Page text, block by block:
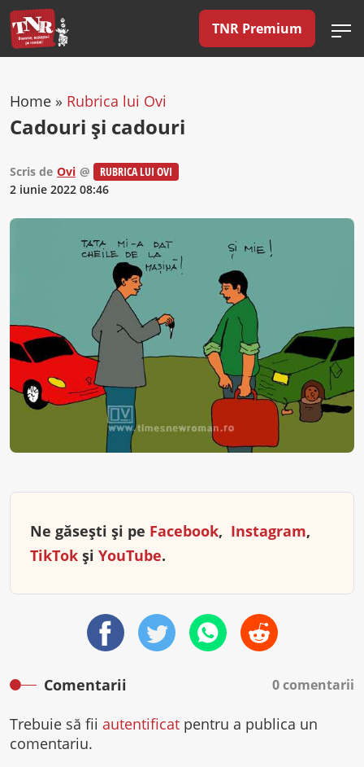
TNR Premium
Home » Rubrica lui Ovi
Cadouri și cadouri
Scris de Ovi @
RUBRICA LUI OVI
2 iunie 2022 08:46
Ne găsești și pe Facebook, Instagram,
TikTok și YouTube.
Comentarii 0 comentarii
Trebuie să fii autentificat pentru a publica un
comentariu.